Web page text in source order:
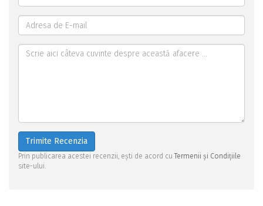
Trimite Recenzia
Prin publicarea acestei recenzii, ești de acord cuTermenii și Condițiile
site-ului.